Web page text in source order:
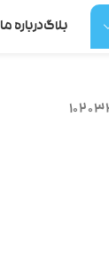
بلاگدرباره ما